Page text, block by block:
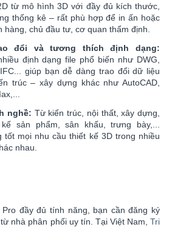
từ mô hình 3D với đầy đủ kích thước,
thống kê – rất phù hợp để in ấn hoặc
chủ đầu tư, cơ quan thẩm định.
đổi và tương thích định dạng:
định dạng file phổ biến như DWG,
giúp bạn dễ dàng trao đổi dữ liệu
trúc – xây dựng khác như AutoCAD,
nghề: Từ kiến trúc, nội thất, xây dựng,
sản phẩm, sân khấu, trưng bày,...
tốt mọi nhu cầu thiết kế 3D trong nhiều
nhau.
đầy đủ tính năng, bạn cần đăng ký
nhà phân phối uy tín. Tại Việt Nam, Tri